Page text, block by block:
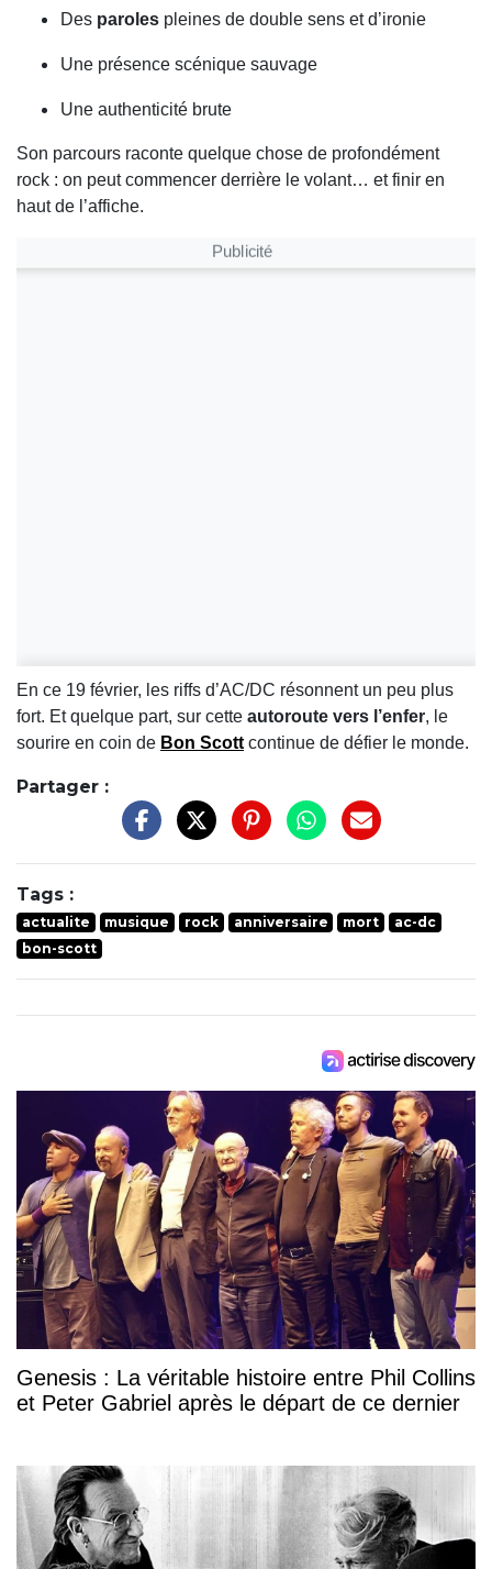
Des paroles pleines de double sens et d’ironie
Une présence scénique sauvage
Une authenticité brute
Son parcours raconte quelque chose de profondément
rock : on peut commencer derrière le volant… et finir en
haut de l’affiche.
Publicité
En ce 19 février, les riffs d’AC/DC résonnent un peu plus
fort. Et quelque part, sur cette autoroute vers l’enfer, le
sourire en coin de Bon Scott continue de défier le monde.
Partager :
Tags :
actualite musique rock anniversaire mort
ac-dc
bon-scott
Genesis : La véritable histoire entre Phil Collins
et Peter Gabriel après le départ de ce dernier